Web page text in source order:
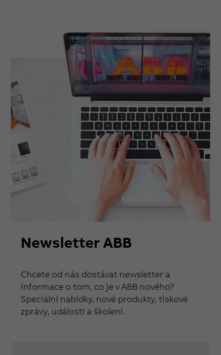
Newsletter ABB
Chcete od nás dostávat newsletter a
informace o tom, co je v ABB nového?
Speciální nabídky, nové produkty, tiskové
zprávy, události a školení.